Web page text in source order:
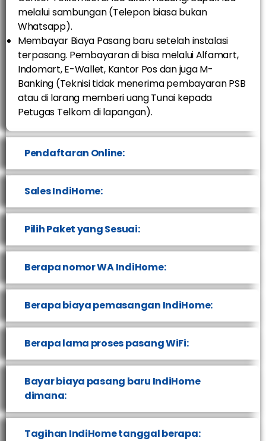
melalui sambungan (Telepon biasa bukan
Whatsapp).
Membayar Biaya Pasang baru setelah instalasi
terpasang. Pembayaran di bisa melalui Alfamart,
Indomart, E-Wallet, Kantor Pos dan juga M-
Banking (Teknisi tidak menerima pembayaran PSB
atau di larang memberi uang Tunai kepada
Petugas Telkom di lapangan).
Pendaftaran Online:
Sales IndiHome:
Pilih Paket yang Sesuai:
Berapa nomor WA IndiHome:
Berapa biaya pemasangan IndiHome:
Berapa lama proses pasang WiFi:
Bayar biaya pasang baru IndiHome
dimana:
Tagihan IndiHome tanggal berapa: